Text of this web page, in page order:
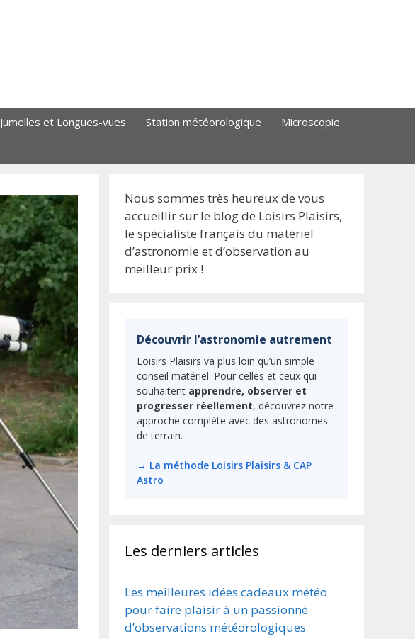
Jumelles et Longues-vues Station météorologique
Microscopie
Nous sommes très heureux de vous
accueillir sur le blog de Loisirs Plaisirs,
le spécialiste français du matériel
d’astronomie et d’observation au
meilleur prix !
Découvrir l’astronomie autrement
Loisirs Plaisirs va plus loin qu’un simple
conseil matériel. Pour celles et ceux qui
souhaitent apprendre, observer et
progresser réellement, découvrez notre
approche complète avec des astronomes
de terrain.
→ La méthode Loisirs Plaisirs & CAP
Astro
Les derniers articles
Les meilleures idées cadeaux météo
pour faire plaisir à un passionné
d’observations météorologiques